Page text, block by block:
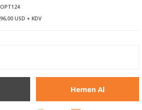
OPT124
96,00 USD + KDV
Hemen Al